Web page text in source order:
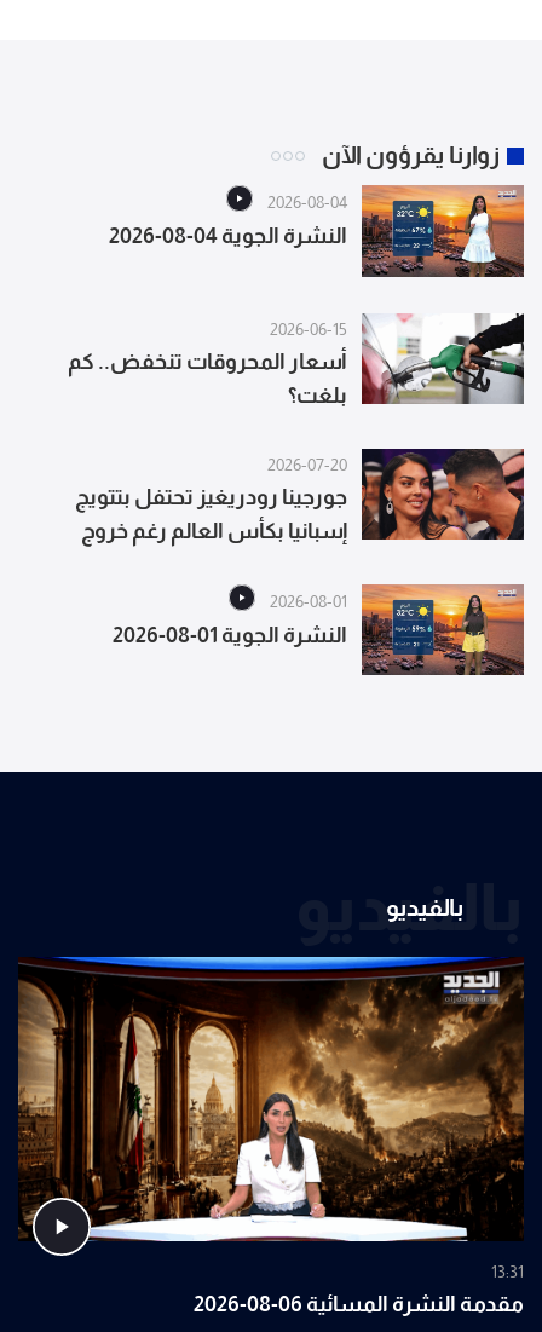
زوارنا يقرؤون الآن
2026-08-04
النشرة الجوية 04-08-2026
2026-06-15
أسعار المحروقات تنخفض.. كم
بلغت؟
2026-07-20
جورجينا رودريغيز تحتفل بتتويج
إسبانيا بكأس العالم رغم خروج
2026-08-01
النشرة الجوية 01-08-2026
بالفيديو
بالفيديو
13:31
مقدمة النشرة المسائية 06-08-2026